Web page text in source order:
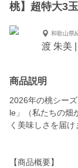
桃】超特大3
和歌山県
渡 朱美
商品説明
2026年の桃シー
le」（私たちの畑
く美味しさを届
【商品概要】